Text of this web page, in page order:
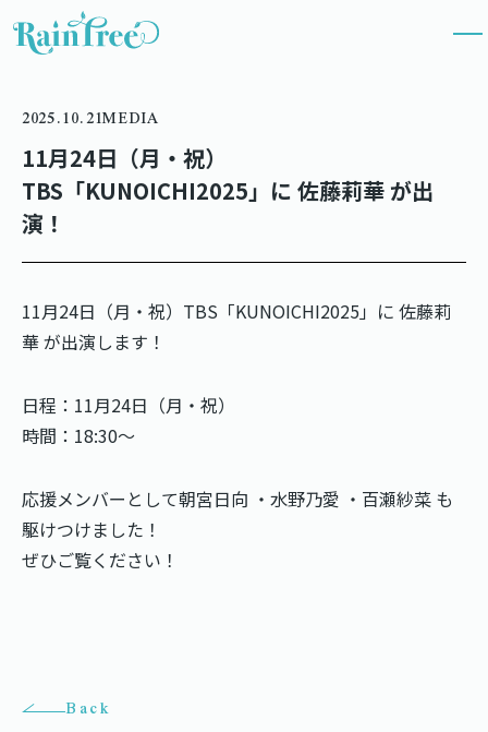
2025.10.21MEDIA
11月24日（月・祝）
TBS「KUNOICHI2025」に 佐藤莉華 が出
演！
11月24日（月・祝）TBS「KUNOICHI2025」に 佐藤莉
華 が出演します！
日程：11月24日（月・祝）
時間：18:30〜
応援メンバーとして朝宮日向 ・水野乃愛 ・百瀬紗菜 も
駆けつけました！
ぜひご覧ください！
Back